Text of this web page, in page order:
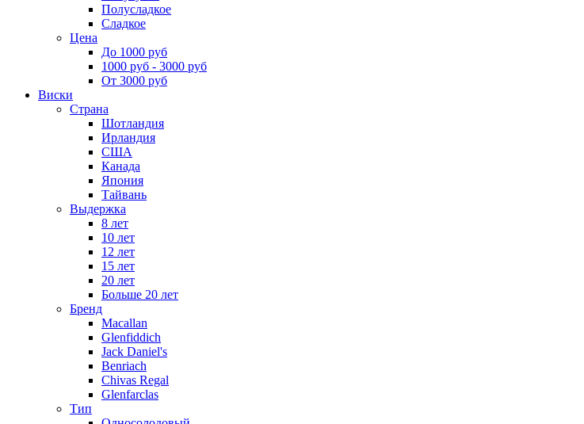
Полусладкое
Сладкое
Цена
До 1000 руб
1000 руб - 3000 руб
От 3000 руб
Виски
Страна
Шотландия
Ирландия
США
Канада
Япония
Тайвань
Выдержка
8 лет
10 лет
12 лет
15 лет
20 лет
Больше 20 лет
Бренд
Macallan
Glenfiddich
Jack Daniel's
Benriach
Chivas Regal
Glenfarclas
Тип